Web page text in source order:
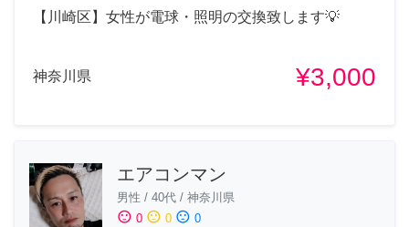
【川崎区】女性が電球・照明の交換致します💡
神奈川県 ¥3,000
エアコンマン
男性 / 40代 / 神奈川県
sentiment_satisfied 0 sentiment_neutral 0 sentiment_dissatisfied 0